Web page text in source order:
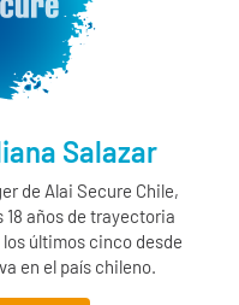
Salazar
de Alai Secure Chile,
años de trayectoria
últimos cinco desde
en el país chileno.